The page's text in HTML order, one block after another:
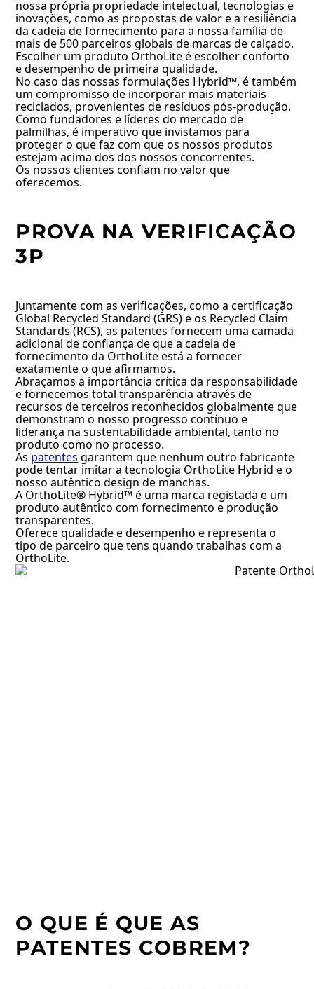
nossa própria propriedade intelectual, tecnologias e
inovações, como as propostas de valor e a resiliência
da cadeia de fornecimento para a nossa família de
mais de 500 parceiros globais de marcas de calçado.
Escolher um produto OrthoLite é escolher conforto
e desempenho de primeira qualidade.
No caso das nossas formulações Hybrid™, é também
um compromisso de incorporar mais materiais
reciclados, provenientes de resíduos pós-produção.
Como fundadores e líderes do mercado de
palmilhas, é imperativo que invistamos para
proteger o que faz com que os nossos produtos
estejam acima dos dos nossos concorrentes.
Os nossos clientes confiam no valor que
oferecemos.
PROVA NA VERIFICAÇÃO
3P
Juntamente com as verificações, como a certificação
Global Recycled Standard (GRS) e os Recycled Claim
Standards (RCS), as patentes fornecem uma camada
adicional de confiança de que a cadeia de
fornecimento da OrthoLite está a fornecer
exatamente o que afirmamos.
Abraçamos a importância crítica da responsabilidade
e fornecemos total transparência através de
recursos de terceiros reconhecidos globalmente que
demonstram o nosso progresso contínuo e
liderança na sustentabilidade ambiental, tanto no
produto como no processo.
As patentes garantem que nenhum outro fabricante
pode tentar imitar a tecnologia OrthoLite Hybrid e o
nosso autêntico design de manchas.
A OrthoLite® Hybrid™ é uma marca registada e um
produto autêntico com fornecimento e produção
transparentes.
Oferece qualidade e desempenho e representa o
tipo de parceiro que tens quando trabalhas com a
OrthoLite.
O QUE É QUE AS
PATENTES COBREM?